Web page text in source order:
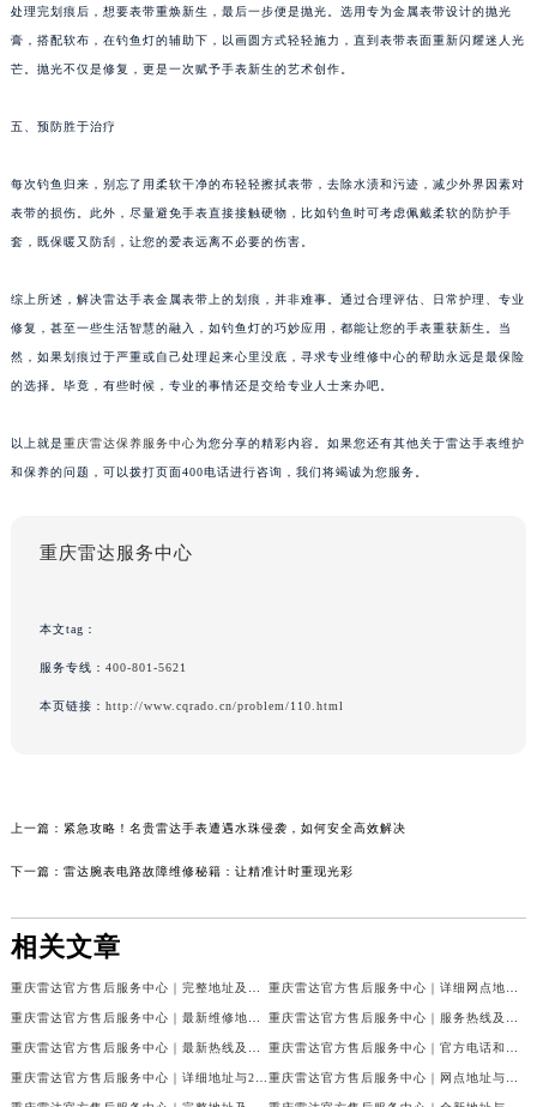
处理完划痕后，想要表带重焕新生，最后一步便是抛光。选用专为金属表带设计的抛光
膏，搭配软布，在钓鱼灯的辅助下，以画圆方式轻轻施力，直到表带表面重新闪耀迷人光
芒。抛光不仅是修复，更是一次赋予手表新生的艺术创作。
五、预防胜于治疗
每次钓鱼归来，别忘了用柔软干净的布轻轻擦拭表带，去除水渍和污迹，减少外界因素对
表带的损伤。此外，尽量避免手表直接接触硬物，比如钓鱼时可考虑佩戴柔软的防护手
套，既保暖又防刮，让您的爱表远离不必要的伤害。
综上所述，解决雷达手表金属表带上的划痕，并非难事。通过合理评估、日常护理、专业
修复，甚至一些生活智慧的融入，如钓鱼灯的巧妙应用，都能让您的手表重获新生。当
然，如果划痕过于严重或自己处理起来心里没底，寻求专业维修中心的帮助永远是最保险
的选择。毕竟，有些时候，专业的事情还是交给专业人士来办吧。
以上就是重庆雷达保养服务中心为您分享的精彩内容。如果您还有其他关于雷达手表维护
和保养的问题，可以拨打页面400电话进行咨询，我们将竭诚为您服务。
重庆雷达服务中心
本文tag：
服务专线： 400-801-5621
本页链接： http://www.cqrado.cn/problem/110.html
上一篇： 紧急攻略！名贵雷达手表遭遇水珠侵袭，如何安全高效解决
下一篇： 雷达腕表电路故障维修秘籍：让精准计时重现光彩
相关文章